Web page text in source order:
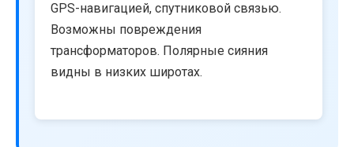
GPS-навигацией, спутниковой связью.
Возможны повреждения
трансформаторов. Полярные сияния
видны в низких широтах.